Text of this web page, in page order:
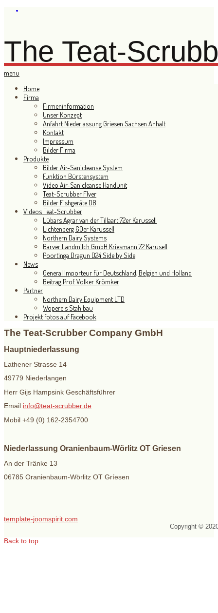
The Teat-
menu
Home
Firma
Firmeninformation
Unser Konzept
Anfahrt Niederlassung Griesen Sachsen Anhalt
Kontakt
Impressum
Bilder Firma
Produkte
Bilder Air-Sanicleanse System
Funktion Bürstensystem
Video Air-Sanicleanse Handunit
Teat-Scrubber Flyer
Bilder Fishgeräte D8
Videos Teat-Scrubber
Lübars Agrar van der Tillaart 72er Karussell
Lichtenberg 60er Karussell
Northern Dairy Systems
Barver Landmilch GmbH Kriesmann 72 Karusell
Poortinga Dragun D24 Side by Side
News
General Importeur für Deutschland, Belgien und Holland
Beitrag Prof. Volker Krömker
Partner
Northern Dairy Equipment LTD
Wopereis Stahlbau
Projekt fotos auf Facebook
The Teat-Scrubber Company GmbH
Hauptniederlassung
Lathener Strasse 14
49779 Niederlangen
Herr Gijs Hampsink Geschäftsführer
Email info@teat-scrubber.de
Mobil +49 (0) 162-2354700
Niederlassung Oranienbaum-Wörlitz OT Griesen
An der Tränke 13
06785 Oranienbaum-Wörlitz OT Gríesen
template-joomspirit.com
Copyright ©
Back to top